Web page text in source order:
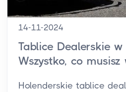
14-11-2024
Tablice Dealerskie w
Wszystko, co musisz
Holenderskie tablice